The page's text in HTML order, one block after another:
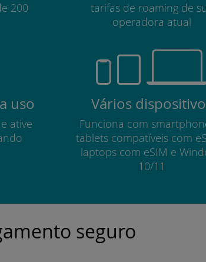
200
tarifas de roaming de
operadora atual
uso
ative
Vários
Funciona com
tablets compatíveis com
laptops com eSIM e
10/11
seguro